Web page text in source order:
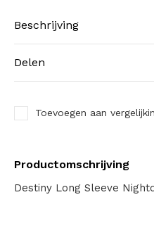
Beschrijving
Delen
Toevoegen aan
Productomschrijving
Destiny Long Sleeve